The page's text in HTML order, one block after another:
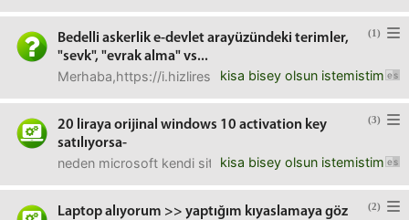
(1)
Bedelli askerlik e-devlet arayüzündeki terimler,
"sevk", "evrak alma" vs...
kisa bisey olsun istemistim
Merhaba,https://i.hizliresim.com/1pLB8D.pngbu
(3)
20 liraya orijinal windows 10 activation key
satılıyorsa-
kisa bisey olsun istemistim
neden microsoft kendi sitesinde 820 liraya satıyor?bu
(2)
Laptop alıyorum >> yaptığım kıyaslamaya göz